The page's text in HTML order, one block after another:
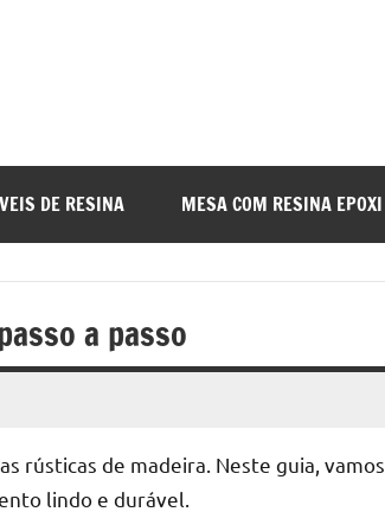
DE RESINA MESA COM RESINA EPOXI
a passo
rústicas de madeira. Neste guia, vamos
lindo e durável.